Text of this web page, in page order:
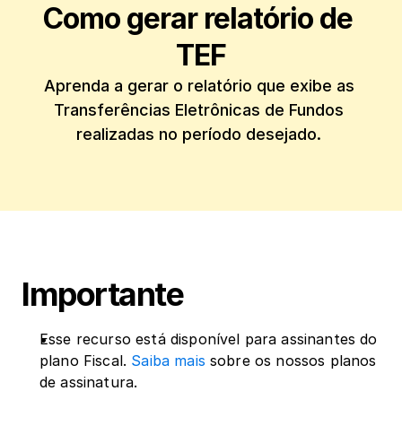
Como gerar relatório de
TEF
Aprenda a gerar o relatório que exibe as
Transferências Eletrônicas de Fundos
realizadas no período desejado.
Importante
Esse recurso está disponível para assinantes do
plano Fiscal. Saiba mais sobre os nossos planos
de assinatura.